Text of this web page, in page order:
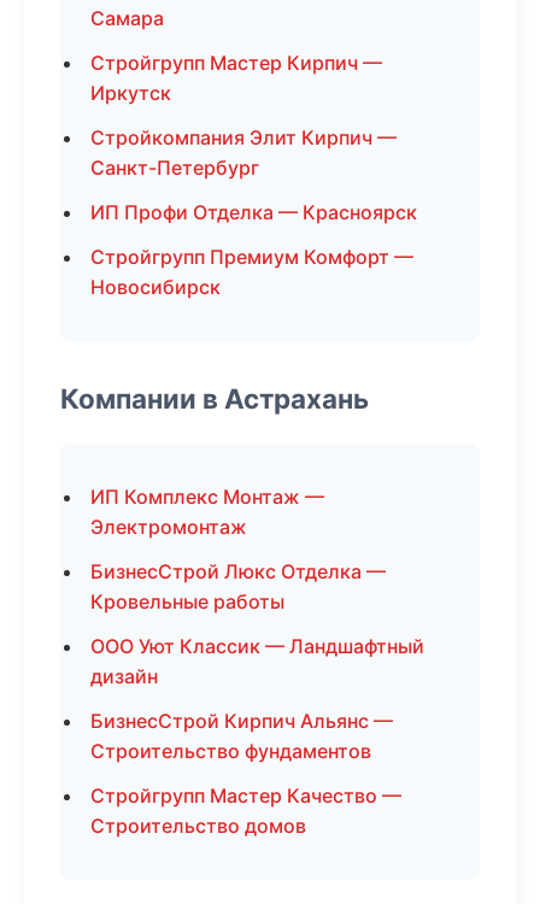
Самара
Стройгрупп Мастер Кирпич —
Иркутск
Стройкомпания Элит Кирпич —
Санкт-Петербург
ИП Профи Отделка — Красноярск
Стройгрупп Премиум Комфорт —
Новосибирск
Компании в Астрахань
ИП Комплекс Монтаж —
Электромонтаж
БизнесСтрой Люкс Отделка —
Кровельные работы
ООО Уют Классик — Ландшафтный
дизайн
БизнесСтрой Кирпич Альянс —
Строительство фундаментов
Стройгрупп Мастер Качество —
Строительство домов